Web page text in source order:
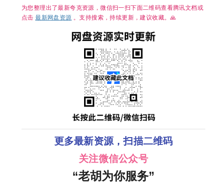
为您整理出了最新夸克资源，微信扫一扫下面二维码查看腾讯文档或
点击最新网盘资源 。支持搜索，持续更新，建议收藏。🙏
更多最新资源，扫描二维码
关注微信公众号
“老胡为你服务”